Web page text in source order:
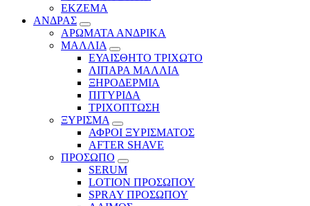
ΕΚΖΕΜΑ
ΑΝΔΡΑΣ
ΑΡΩΜΑΤΑ ΑΝΔΡΙΚΑ
ΜΑΛΛΙΑ
ΕΥΑΙΣΘΗΤΟ ΤΡΙΧΩΤΟ
ΛΙΠΑΡΑ ΜΑΛΛΙΑ
ΞΗΡΟΔΕΡΜΙΑ
ΠΙΤΥΡΙΔΑ
ΤΡΙΧΟΠΤΩΣΗ
ΞΥΡΙΣΜΑ
ΑΦΡΟΙ ΞΥΡΙΣΜΑΤΟΣ
AFTER SHAVE
ΠΡΟΣΩΠΟ
SERUM
LOTION ΠΡΟΣΩΠΟΥ
SPRAY ΠΡΟΣΩΠΟΥ